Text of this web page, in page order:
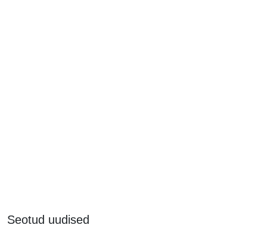
Seotud uudised